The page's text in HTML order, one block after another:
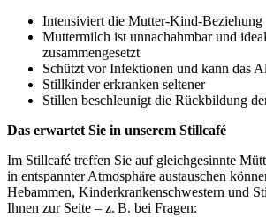
Intensiviert die Mutter-Kind-Beziehung
Muttermilch ist unnachahmbar und
zusammengesetzt
Schützt vor Infektionen und kann das
Stillkinder erkranken seltener
Stillen beschleunigt die Rückbildung
Das erwartet Sie in unserem Stillcafé
Im Stillcafé treffen Sie auf gleichgesinnte
in entspannter Atmosphäre austauschen
Hebammen, Kinderkrankenschwestern und
Ihnen zur Seite – z. B. bei Fragen: